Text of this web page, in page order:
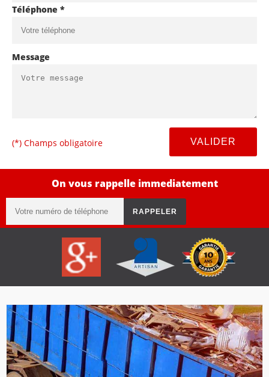
Téléphone *
Message
(*) Champs obligatoire
On vous rappelle immediatement